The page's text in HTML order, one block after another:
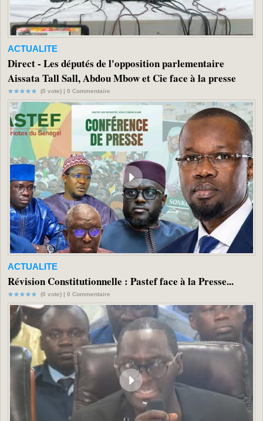
ACTUALITE
Direct - Les députés de l'opposition parlementaire
Aissata Tall Sall, Abdou Mbow et Cie face à la presse
(0 vote) | 0 Commentaire
ACTUALITE
Révision Constitutionnelle : Pastef face à la Presse...
(0 vote) | 0 Commentaire